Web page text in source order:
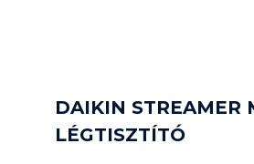
DAIKIN STREAMER
LÉGTISZTÍTÓ